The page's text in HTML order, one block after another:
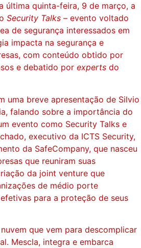
última quinta-feira, 9 de março, a
Security Talks – evento voltado
de segurança interessados em
impacta na segurança e
com conteúdo obtido por
e debatido por experts do
uma breve apresentação de Silvio
falando sobre a importância do
evento como Security Talks e
executivo da ICTS Security,
da SafeCompany, que nasceu
que reuniram suas
da joint venture que
de médio porte
para a proteção de seus
que vem para descomplicar
Mescla, integra e embarca